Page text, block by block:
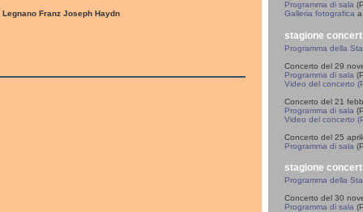
Franz Joseph Haydn
Programma di sala
Galleria fotografica
stagione
Programma della
Concerto del 29
Programma di sala
Video del concerto
Concerto del 21
Programma di sala
Video del concerto
Concerto del 25
Programma di sala
stagione
Programma della
Concerto del 30
Programma di sala